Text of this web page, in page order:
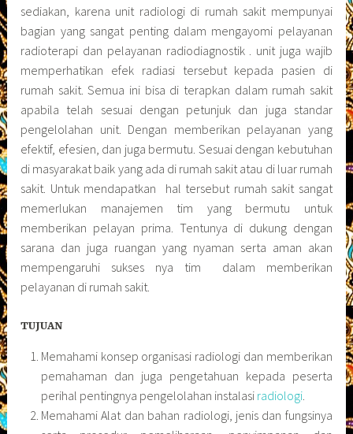
sediakan, karena unit radiologi di rumah sakit mempunyai
bagian yang sangat penting dalam mengayomi pelayanan
radioterapi dan pelayanan radiodiagnostik . unit juga wajib
memperhatikan efek radiasi tersebut kepada pasien di
rumah sakit. Semua ini bisa di terapkan dalam rumah sakit
apabila telah sesuai dengan petunjuk dan juga standar
pengelolahan unit. Dengan memberikan pelayanan yang
efektif, efesien, dan juga bermutu. Sesuai dengan kebutuhan
di masyarakat baik yang ada di rumah sakit atau di luar rumah
sakit. Untuk mendapatkan hal tersebut rumah sakit sangat
memerlukan manajemen tim yang bermutu untuk
memberikan pelayan prima. Tentunya di dukung dengan
sarana dan juga ruangan yang nyaman serta aman akan
mempengaruhi sukses nya tim dalam memberikan
pelayanan di rumah sakit.
TUJUAN
Memahami konsep organisasi radiologi dan memberikan
pemahaman dan juga pengetahuan kepada peserta
perihal pentingnya pengelolahan instalasi radiologi.
Memahami Alat dan bahan radiologi, jenis dan fungsinya